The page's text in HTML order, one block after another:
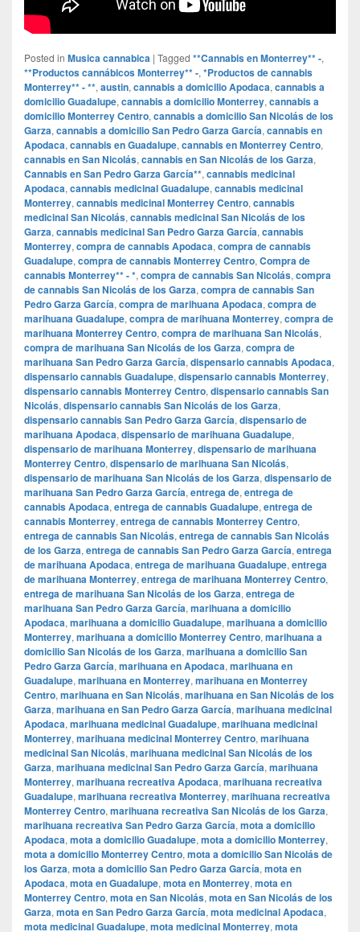
Posted in Musica cannabica | Tagged **Cannabis en Monterrey** -,
**Productos cannábicos Monterrey** -, *Productos de cannabis
Monterrey** - **, austin, cannabis a domicilio Apodaca, cannabis a
domicilio Guadalupe, cannabis a domicilio Monterrey, cannabis a
domicilio Monterrey Centro, cannabis a domicilio San Nicolás de los
Garza, cannabis a domicilio San Pedro Garza García, cannabis en
Apodaca, cannabis en Guadalupe, cannabis en Monterrey Centro,
cannabis en San Nicolás, cannabis en San Nicolás de los Garza,
Cannabis en San Pedro Garza García**, cannabis medicinal
Apodaca, cannabis medicinal Guadalupe, cannabis medicinal
Monterrey, cannabis medicinal Monterrey Centro, cannabis
medicinal San Nicolás, cannabis medicinal San Nicolás de los
Garza, cannabis medicinal San Pedro Garza García, cannabis
Monterrey, compra de cannabis Apodaca, compra de cannabis
Guadalupe, compra de cannabis Monterrey Centro, Compra de
cannabis Monterrey** - *, compra de cannabis San Nicolás, compra
de cannabis San Nicolás de los Garza, compra de cannabis San
Pedro Garza García, compra de marihuana Apodaca, compra de
marihuana Guadalupe, compra de marihuana Monterrey, compra de
marihuana Monterrey Centro, compra de marihuana San Nicolás,
compra de marihuana San Nicolás de los Garza, compra de
marihuana San Pedro Garza García, dispensario cannabis Apodaca,
dispensario cannabis Guadalupe, dispensario cannabis Monterrey,
dispensario cannabis Monterrey Centro, dispensario cannabis San
Nicolás, dispensario cannabis San Nicolás de los Garza,
dispensario cannabis San Pedro Garza García, dispensario de
marihuana Apodaca, dispensario de marihuana Guadalupe,
dispensario de marihuana Monterrey, dispensario de marihuana
Monterrey Centro, dispensario de marihuana San Nicolás,
dispensario de marihuana San Nicolás de los Garza, dispensario de
marihuana San Pedro Garza García, entrega de, entrega de
cannabis Apodaca, entrega de cannabis Guadalupe, entrega de
cannabis Monterrey, entrega de cannabis Monterrey Centro,
entrega de cannabis San Nicolás, entrega de cannabis San Nicolás
de los Garza, entrega de cannabis San Pedro Garza García, entrega
de marihuana Apodaca, entrega de marihuana Guadalupe, entrega
de marihuana Monterrey, entrega de marihuana Monterrey Centro,
entrega de marihuana San Nicolás de los Garza, entrega de
marihuana San Pedro Garza García, marihuana a domicilio
Apodaca, marihuana a domicilio Guadalupe, marihuana a domicilio
Monterrey, marihuana a domicilio Monterrey Centro, marihuana a
domicilio San Nicolás de los Garza, marihuana a domicilio San
Pedro Garza García, marihuana en Apodaca, marihuana en
Guadalupe, marihuana en Monterrey, marihuana en Monterrey
Centro, marihuana en San Nicolás, marihuana en San Nicolás de los
Garza, marihuana en San Pedro Garza García, marihuana medicinal
Apodaca, marihuana medicinal Guadalupe, marihuana medicinal
Monterrey, marihuana medicinal Monterrey Centro, marihuana
medicinal San Nicolás, marihuana medicinal San Nicolás de los
Garza, marihuana medicinal San Pedro Garza García, marihuana
Monterrey, marihuana recreativa Apodaca, marihuana recreativa
Guadalupe, marihuana recreativa Monterrey, marihuana recreativa
Monterrey Centro, marihuana recreativa San Nicolás de los Garza,
marihuana recreativa San Pedro Garza García, mota a domicilio
Apodaca, mota a domicilio Guadalupe, mota a domicilio Monterrey,
mota a domicilio Monterrey Centro, mota a domicilio San Nicolás de
los Garza, mota a domicilio San Pedro Garza García, mota en
Apodaca, mota en Guadalupe, mota en Monterrey, mota en
Monterrey Centro, mota en San Nicolás, mota en San Nicolás de los
Garza, mota en San Pedro Garza García, mota medicinal Apodaca,
mota medicinal Guadalupe, mota medicinal Monterrey, mota